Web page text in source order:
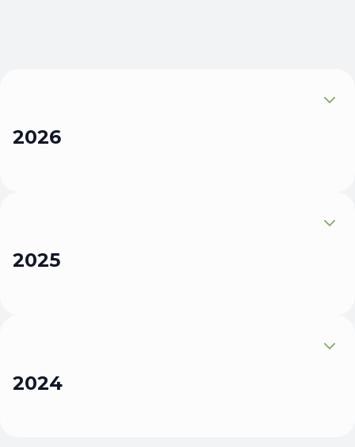
Expandir
2026
Expandir
2025
Expandir
2024